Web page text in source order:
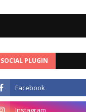
SOCIAL PLUGIN